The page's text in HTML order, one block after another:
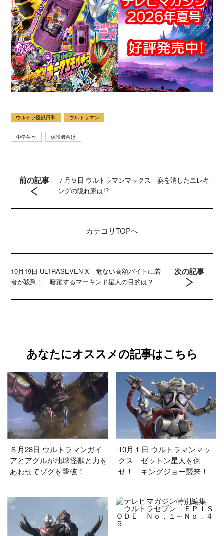
ウルトラ怪獣日和 ウルトラマン
中学生〜 保護者向け
前の記事
７月９日 ウルトラマンマックス 姿を消したエレキ
ングの隠れ家は!?
カテゴリTOPへ
10月19日 ULTRASEVEN X 危ない高額バイトに若
者が殺到！ 暗躍するマーキンド星人の目的は？
次の記事
あなたにオススメの記事はこちら
８月28日 ウルトラマンガイ
アとアグルが地球怪獣と力を
あわせてゾグを撃破！
10月１日 ウルトラマンマッ
クス ゼットン星人を倒
せ！ キングジョー襲来！